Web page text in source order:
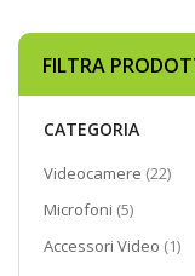
FILTRA
CATEGORIA
Videocamere 22
Microfoni 5elementi
Accessori Video 1